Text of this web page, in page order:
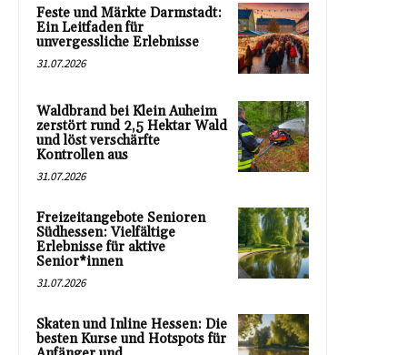
Feste und Märkte Darmstadt:
Ein Leitfaden für
unvergessliche Erlebnisse
31.07.2026
Waldbrand bei Klein Auheim
zerstört rund 2,5 Hektar Wald
und löst verschärfte
Kontrollen aus
31.07.2026
Freizeitangebote Senioren
Südhessen: Vielfältige
Erlebnisse für aktive
Senior*innen
31.07.2026
Skaten und Inline Hessen: Die
besten Kurse und Hotspots für